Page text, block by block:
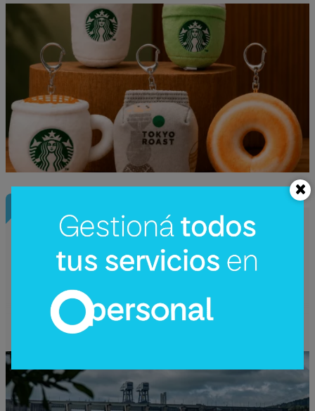
¿Una nueva hidroeléctrica binacional?
Reactivan en Argentina el debate sobre
4.200 millones)